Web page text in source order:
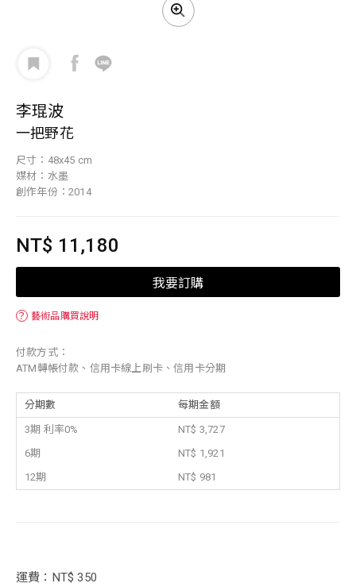
李琨波
一把野花
尺寸：48x45 cm
媒材：水墨
創作年份：2014
NT$ 11,180
我要訂購
？ 藝術品購買說明
付款方式：
ATM轉帳付款、信用卡線上刷卡、信用卡分期
分期數 每期金額
3期 利率0%
NT$ 3,727
6期
NT$ 1,921
12期
NT$ 981
運費：NT$ 350